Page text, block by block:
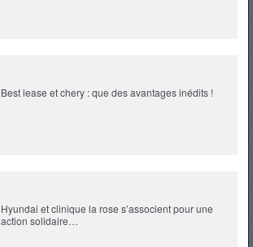
Best lease et chery : que des avantages inédits !
Hyundai et clinique la rose s’associent pour une
action solidaire…